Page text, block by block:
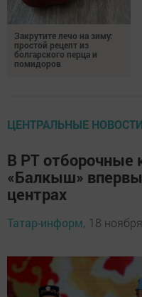
Закрутите лечо на зиму:
простой рецепт из
болгарского перца и
помидоров
ЦЕНТРАЛЬНЫЕ НОВОСТИ
В РТ отборочные
«Балкыш»
центрах
Татар-информ, 18